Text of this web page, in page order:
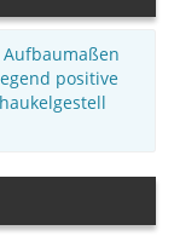
positive